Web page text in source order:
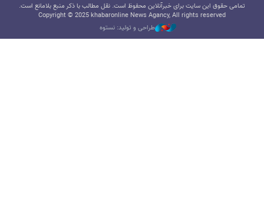
تمامی حقوق این سایت برای خبرآنلاین محفوظ است. نقل مطالب با ذکر منبع بلامانع است.
Copyright © 2025 khabaronline News Agancy, All rights reserved
طراحی و تولید: نستوه